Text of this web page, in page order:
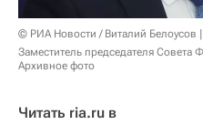
© РИА Новости / Виталий Белоусов
Заместитель председателя Совета
Архивное фото
Читать ria.ru в